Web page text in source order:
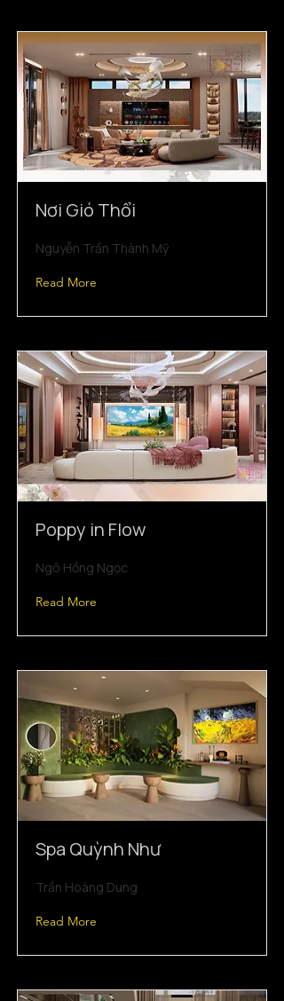
Nơi Gió Thổi
Nguyễn Trần Thành Mỹ
Read More
Poppy in Flow
Ngô Hồng Ngọc
Read More
Spa Quỳnh Như
Trần Hoàng Dung
Read More